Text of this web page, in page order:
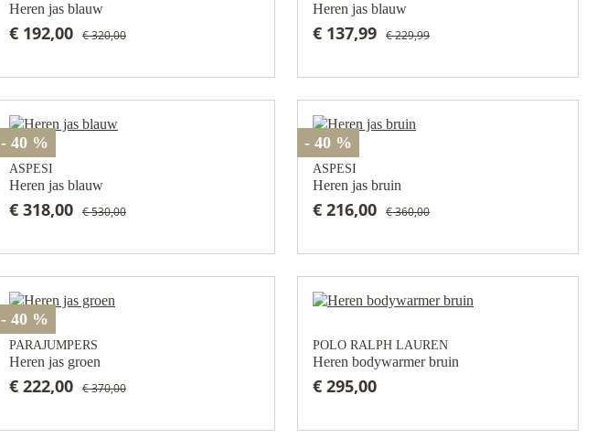
Heren jas blauw
€ 192,00 € 320,00
Heren jas blauw
€ 137,99 € 229,99
- 40 %
ASPESI
Heren jas blauw
€ 318,00 € 530,00
- 40 %
ASPESI
Heren jas bruin
€ 216,00 € 360,00
- 40 %
PARAJUMPERS
Heren jas groen
€ 222,00 € 370,00
POLO RALPH LAUREN
Heren bodywarmer bruin
€ 295,00